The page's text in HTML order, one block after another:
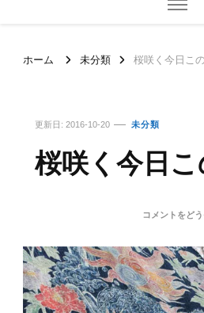
ホーム 未分類 桜咲く今日こ
更新日: 2016-10-20 未分類
桜咲く今日
コメントをど